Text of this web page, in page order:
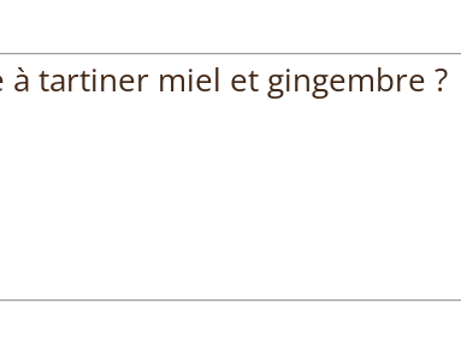
tartiner miel et gingembre ?